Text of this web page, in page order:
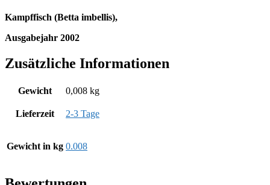
Kampffisch (Betta imbellis),
Ausgabejahr 2002
Zusätzliche Informationen
Gewicht 0,008 kg
Lieferzeit 2-3 Tage
Gewicht in kg 0.008